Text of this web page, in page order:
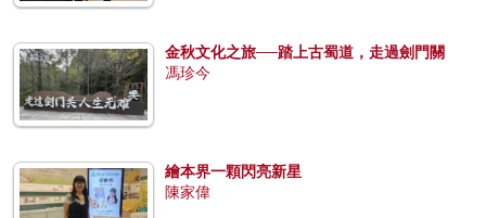
金秋文化之旅──踏上古蜀道，走過劍門關
馮珍今
繪本界一顆閃亮新星
陳家偉